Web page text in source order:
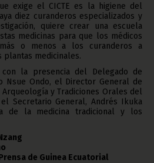
exige el CICTE es la higiene del
diez curanderos especializados y
quiere crear una escuela
medicinas para que los médicos
más o menos a los curanderos a
plantas medicinales.
la presencia del Delegado de
Nsue Ondo, el Director General de
Arqueología y Tradiciones Orales del
el Secretario General, Andrés Ikuka
de la medicina tradicional y los
de Guinea Ecuatorial